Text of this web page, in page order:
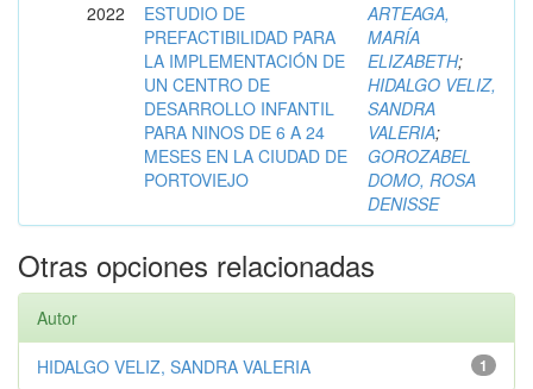
2022
ESTUDIO DE
PREFACTIBILIDAD PARA
LA IMPLEMENTACIÓN DE
UN CENTRO DE
DESARROLLO INFANTIL
PARA NINOS DE 6 A 24
MESES EN LA CIUDAD DE
PORTOVIEJO
ARTEAGA,
MARÍA
ELIZABETH;
HIDALGO VELIZ,
SANDRA
VALERIA;
GOROZABEL
DOMO, ROSA
DENISSE
Otras opciones relacionadas
Autor
1
HIDALGO VELIZ, SANDRA VALERIA